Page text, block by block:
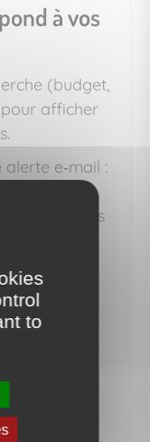
à vos
(budget,
afficher
e‑mail :
qu'un bien
sera mis
to